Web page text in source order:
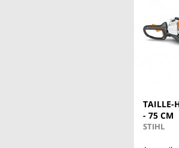
TAILLE-
- 75 CM
STIHL